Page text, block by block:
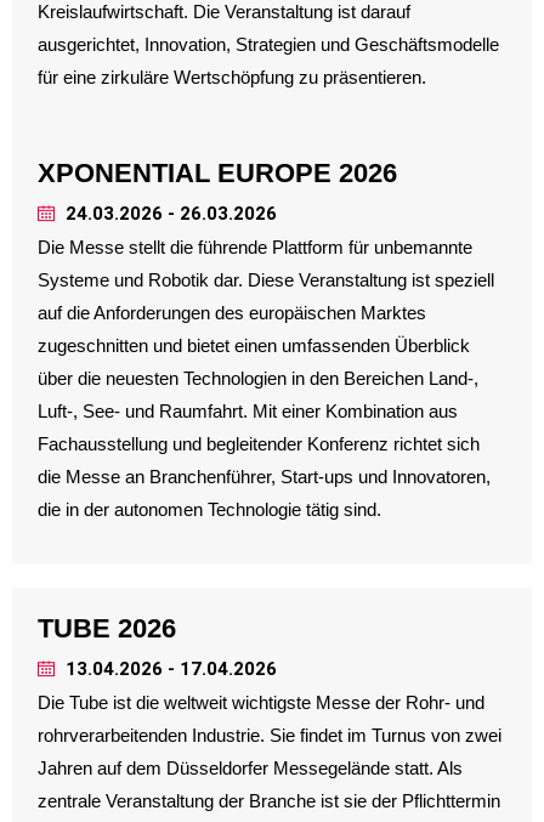
Kreislaufwirtschaft. Die Veranstaltung ist darauf
ausgerichtet, Innovation, Strategien und Geschäftsmodelle
für eine zirkuläre Wertschöpfung zu präsentieren.
XPONENTIAL EUROPE 2026
24.03.2026 - 26.03.2026
Die Messe stellt die führende Plattform für unbemannte
Systeme und Robotik dar. Diese Veranstaltung ist speziell
auf die Anforderungen des europäischen Marktes
zugeschnitten und bietet einen umfassenden Überblick
über die neuesten Technologien in den Bereichen Land-,
Luft-, See- und Raumfahrt. Mit einer Kombination aus
Fachausstellung und begleitender Konferenz richtet sich
die Messe an Branchenführer, Start-ups und Innovatoren,
die in der autonomen Technologie tätig sind.
TUBE 2026
13.04.2026 - 17.04.2026
Die Tube ist die weltweit wichtigste Messe der Rohr- und
rohrverarbeitenden Industrie. Sie findet im Turnus von zwei
Jahren auf dem Düsseldorfer Messegelände statt. Als
zentrale Veranstaltung der Branche ist sie der Pflichttermin